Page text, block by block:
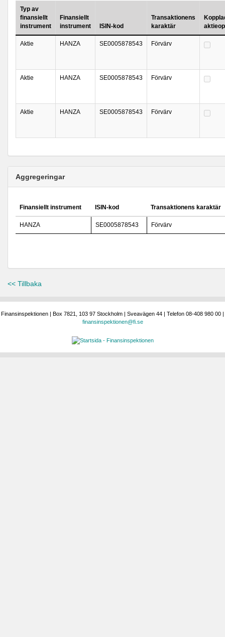
Typ av
finansiellt
instrument
Finansiellt
instrument
ISIN-kod
Transaktionens
karaktär
Aktie HANZA SE0005878543 Förvärv
Aktie HANZA SE0005878543 Förvärv
Aktie HANZA SE0005878543 Förvärv
Aggregeringar
Finansiellt instrument ISIN-kod Transaktionens karaktär
HANZA SE0005878543 Förvärv
<< Tillbaka
Finansinspektionen | Box 7821, 103 97 Stockholm | Sveavägen 44 | Telefon 08-408 980 00 |
finansinspektionen@fi.se